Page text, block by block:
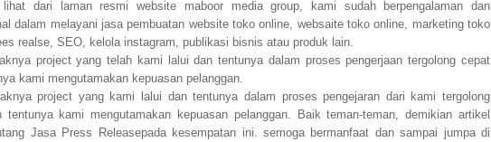
dari laman resmi website maboor media group, kami sudah berpengalaman dan
dalam melayani jasa pembuatan website toko online, websaite toko online, marketing toko
realse, SEO, kelola instagram, publikasi bisnis atau produk lain.
project yang telah kami lalui dan tentunya dalam proses pengerjaan tergolong cepat
kami mengutamakan kepuasan pelanggan.
project yang kami lalui dan tentunya dalam proses pengejaran dari kami tergolong
tentunya kami mengutamakan kepuasan pelanggan. Baik teman-teman, demikian artikel
Jasa Press Releasepada kesempatan ini. semoga bermanfaat dan sampai jumpa di